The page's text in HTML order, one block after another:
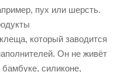
пух или шерсть.
который заводится
Он не живёт
бамбуке, силиконе,